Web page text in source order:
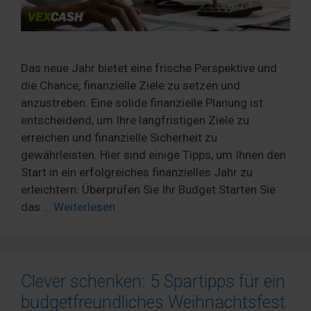
Das neue Jahr bietet eine frische Perspektive und
die Chance, finanzielle Ziele zu setzen und
anzustreben. Eine solide finanzielle Planung ist
entscheidend, um Ihre langfristigen Ziele zu
erreichen und finanzielle Sicherheit zu
gewährleisten. Hier sind einige Tipps, um Ihnen den
Start in ein erfolgreiches finanzielles Jahr zu
erleichtern: Überprüfen Sie Ihr Budget Starten Sie
das … Weiterlesen
Clever schenken: 5 Spartipps für ein
budgetfreundliches Weihnachtsfest